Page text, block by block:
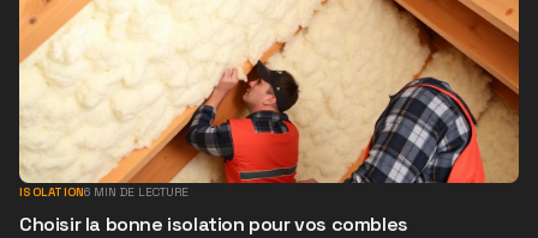
ISOLATION6 MIN DE LECTURE
Choisir la bonne isolation pour vos combles